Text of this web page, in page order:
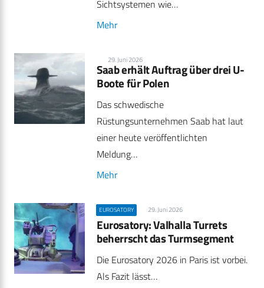
Sichtsystemen wie…
Mehr
29. Juni 2026
Saab erhält Auftrag über drei U-
Boote für Polen
Das schwedische
Rüstungsunternehmen Saab hat laut
einer heute veröffentlichten
Meldung…
Mehr
EUROSATORY 29. Juni 2026
Eurosatory: Valhalla Turrets
beherrscht das Turmsegment
Die Eurosatory 2026 in Paris ist vorbei.
Als Fazit lässt…